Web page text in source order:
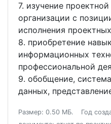
7. изучение
организации с
исполнения
8. приобретение
информационных
профессиональной
9. обобщение,
данных,
Размер: 0.50 МБ. Год